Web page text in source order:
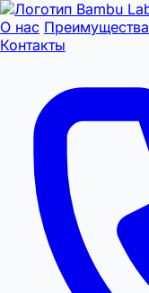
О нас Преимущества
Контакты